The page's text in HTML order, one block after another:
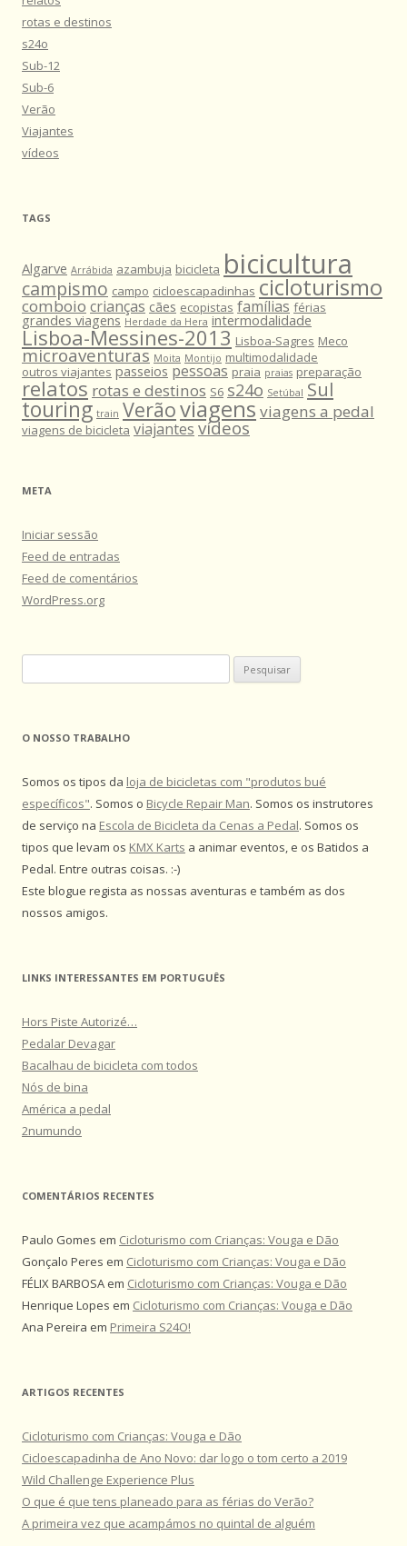
rotas e destinos
s24o
Sub-12
Sub-6
Verão
Viajantes
vídeos
TAGS
Algarve Arrábida azambuja bicicleta bicicultura
campismo campo cicloescapadinhas cicloturismo
comboio crianças cães ecopistas famílias férias
grandes viagens Herdade da Hera intermodalidade
Lisboa-Messines-2013 Lisboa-Sagres Meco
microaventuras Moita Montijo multimodalidade
outros viajantes passeios pessoas praia praias preparação
relatos rotas e destinos S6 s24o Setúbal Sul
touring train Verãoviagens viagens a pedal
viagens de bicicleta viajantes vídeos
META
Iniciar sessão
Feed de entradas
Feed de comentários
WordPress.org
por:
O NOSSO TRABALHO
Somos os tipos da loja de bicicletas com "produtos bué
específicos". Somos o Bicycle Repair Man. Somos os instrutores
de serviço na Escola de Bicicleta da Cenas a Pedal. Somos os
tipos que levam os KMX Karts a animar eventos, e os Batidos a
Pedal. Entre outras coisas. :-)
Este blogue regista as nossas aventuras e também as dos
nossos amigos.
LINKS INTERESSANTES EM PORTUGUÊS
Hors Piste Autorizé…
Pedalar Devagar
Bacalhau de bicicleta com todos
Nós de bina
América a pedal
2numundo
COMENTÁRIOS RECENTES
Paulo Gomes em Cicloturismo com Crianças: Vouga e Dão
Gonçalo Peres em Cicloturismo com Crianças: Vouga e Dão
FÉLIX BARBOSA em Cicloturismo com Crianças: Vouga e Dão
Henrique Lopes em Cicloturismo com Crianças: Vouga e Dão
Ana Pereira em Primeira S24O!
ARTIGOS RECENTES
Cicloturismo com Crianças: Vouga e Dão
Cicloescapadinha de Ano Novo: dar logo o tom certo a 2019
Wild Challenge Experience Plus
O que é que tens planeado para as férias do Verão?
A primeira vez que acampámos no quintal de alguém